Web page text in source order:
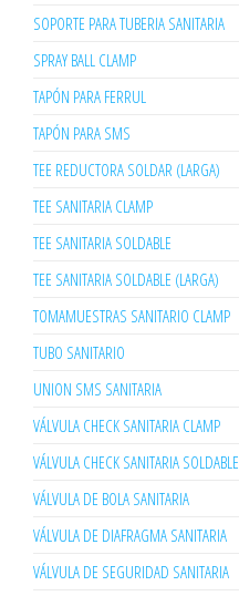
SOPORTE PARA TUBERIA SANITARIA
SPRAY BALL CLAMP
TAPÓN PARA FERRUL
TAPÓN PARA SMS
TEE REDUCTORA SOLDAR (LARGA)
TEE SANITARIA CLAMP
TEE SANITARIA SOLDABLE
TEE SANITARIA SOLDABLE (LARGA)
TOMAMUESTRAS SANITARIO CLAMP
TUBO SANITARIO
UNION SMS SANITARIA
VÁLVULA CHECK SANITARIA CLAMP
VÁLVULA CHECK SANITARIA SOLDABLE
VÁLVULA DE BOLA SANITARIA
VÁLVULA DE DIAFRAGMA SANITARIA
VÁLVULA DE SEGURIDAD SANITARIA